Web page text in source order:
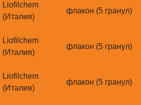
Liofilchem
(Италия)
флакон (5 гранул)
Liofilchem
(Италия)
флакон (5 гранул)
Liofilchem
(Италия)
флакон (5 гранул)